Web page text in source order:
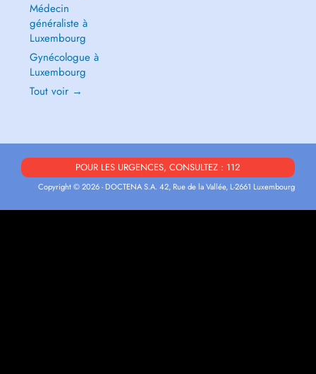
Médecin
généraliste à
Luxembourg
Gynécologue à
Luxembourg
Tout voir →
POUR LES URGENCES, CONSULTEZ : 112
Copyright © 2026 - DOCTENA S.A. 42, Rue de la Vallée, L-2661 Luxembourg